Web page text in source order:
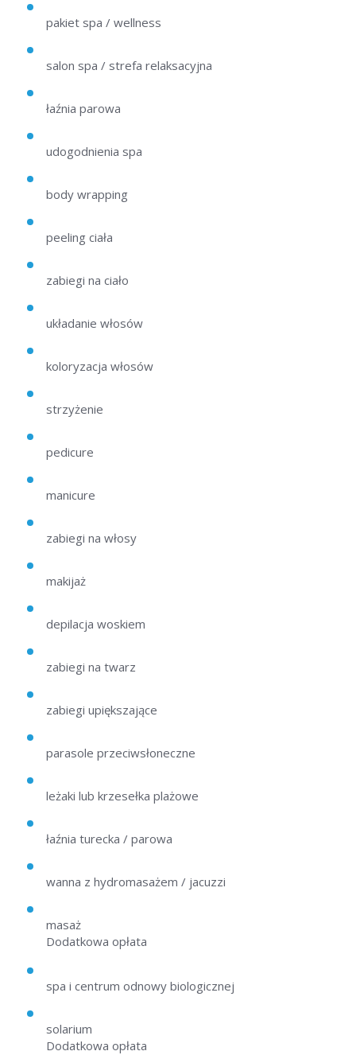
pakiet spa / wellness
salon spa / strefa relaksacyjna
łaźnia parowa
udogodnienia spa
body wrapping
peeling ciała
zabiegi na ciało
układanie włosów
koloryzacja włosów
strzyżenie
pedicure
manicure
zabiegi na włosy
makijaż
depilacja woskiem
zabiegi na twarz
zabiegi upiększające
parasole przeciwsłoneczne
leżaki lub krzesełka plażowe
łaźnia turecka / parowa
wanna z hydromasażem / jacuzzi
masaż
Dodatkowa opłata
spa i centrum odnowy biologicznej
solarium
Dodatkowa opłata